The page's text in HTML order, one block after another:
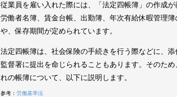
従業員を雇い入れた際には、「法定四帳簿」の作成
労働者名簿、賃金台帳、出勤簿、年次有給休暇管理
や、保存期間が定められています。
法定四帳簿は、社会保険の手続きを行う際などに、
監督署に提出を命じられることもあります。そのた
れの帳簿について、以下に説明します。
参考： 労働基準法